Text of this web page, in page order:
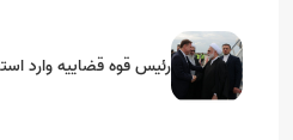
رئیس قوه قضاییه وارد